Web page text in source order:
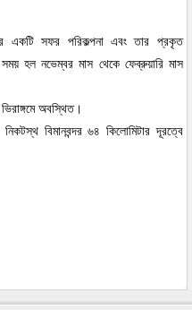
একটি সফর পরিকল্পনা এবং তার প্রকৃত
হল নভেম্বর মাস থেকে ফেব্রুয়ারি মাস
অবস্থিত।
বিমানবন্দর ৬৪ কিলোমিটার দূরত্বে